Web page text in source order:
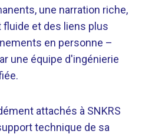
une narration riche,
et des liens plus
en personne –
une équipe d'ingénierie
attachés à SNKRS
technique de sa